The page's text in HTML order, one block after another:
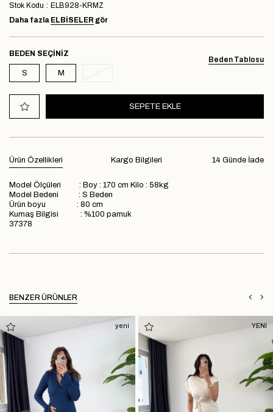
Stok Kodu
ELB928-KRMZ
Daha fazla ELBİSELER gör
Beden Tablosu
BEDEN
S M
Ürün Özellikleri 14 Günde İade
Kargo Bilgileri
Model Ölçüleri : Boy : 170 cm Kilo : 58kg
Model Bedeni : S Beden
Ürün boyu : 80 cm
Kumaş Bilgisi : %100 pamuk
37378
BENZER ÜRÜNLER
yeni YENİ